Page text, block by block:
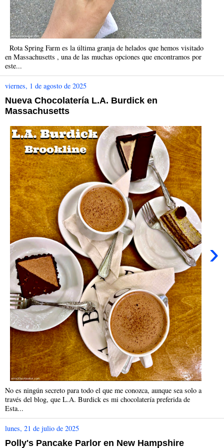
Rota Spring Farm es la última granja de helados que hemos visitado
en Massachusetts , una de las muchas opciones que encontramos por
este...
viernes, 1 de agosto de 2025
Nueva Chocolatería L.A. Burdick en
Massachusetts
›
No es ningún secreto para todo el que me conozca, aunque sea solo a
través del blog, que L.A. Burdick es mi chocolatería preferida de
Esta...
lunes, 21 de julio de 2025
Polly's Pancake Parlor en New Hampshire